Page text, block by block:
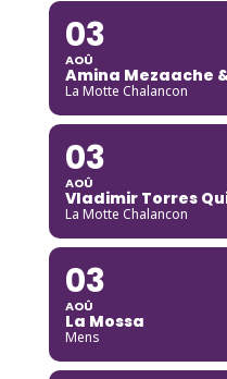
03
AOÛ
Amina Mezaache
La Motte Chalancon
03
AOÛ
Vladimir Torres
La Motte Chalancon
03
AOÛ
La Mossa
Mens